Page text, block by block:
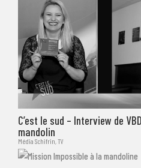
C’est le sud – Interview de
mandolin
Média Schifrin,TV